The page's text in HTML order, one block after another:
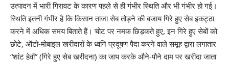
उत्पादन में भारी गिरावट के कारण पहले से ही गंभीर स्थिति और भी गंभीर हो गई।
स्थिति इतनी गंभीर है कि किसान ताजा सेब तोड़ने की बजाय गिरे हुए सेब इकट्ठा
करने में अधिक समय बिताते हैं। चोट पर नमक छिड़कते हुए, इन गिरे हुए सेबों को
छोटे, ऑटो-मोबाइल खरीदारों के ध्वनि प्रदूषण पैदा करने वाले समूह द्वारा लगातार
“शांट हेवाँ” (गिरे हुए सेब खरीदना) का जाप करके औने-पौने दाम पर खरीदा जाता